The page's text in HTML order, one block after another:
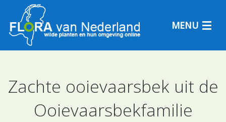
MENU
Plantensoorten
Zachte ooievaarsbek uit de
Ooievaarsbekfamilie